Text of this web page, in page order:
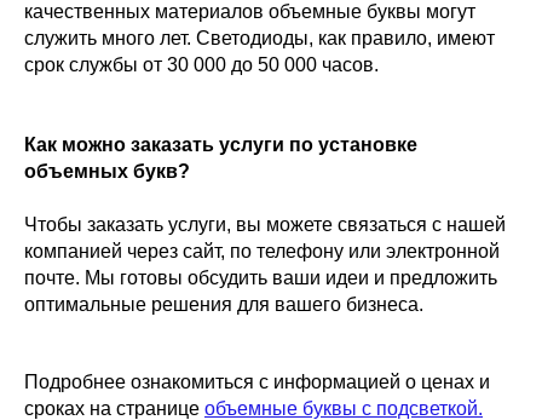
качественных материалов объемные буквы могут
служить много лет. Светодиоды, как правило, имеют
срок службы от 30 000 до 50 000 часов.
Как можно заказать услуги по установке
объемных букв?
Чтобы заказать услуги, вы можете связаться с нашей
компанией через сайт, по телефону или электронной
почте. Мы готовы обсудить ваши идеи и предложить
оптимальные решения для вашего бизнеса.
Подробнее ознакомиться с информацией о ценах и
сроках на странице объемные буквы с подсветкой.